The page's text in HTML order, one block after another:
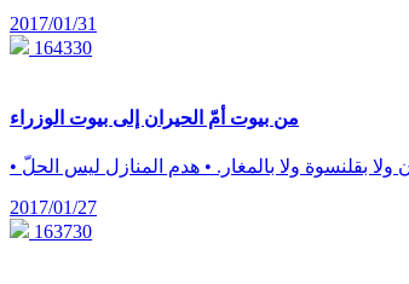
2017/01/31
164330
من بيوت أمّ الحيران إلى بيوت الوزراء
2017/01/27
163730